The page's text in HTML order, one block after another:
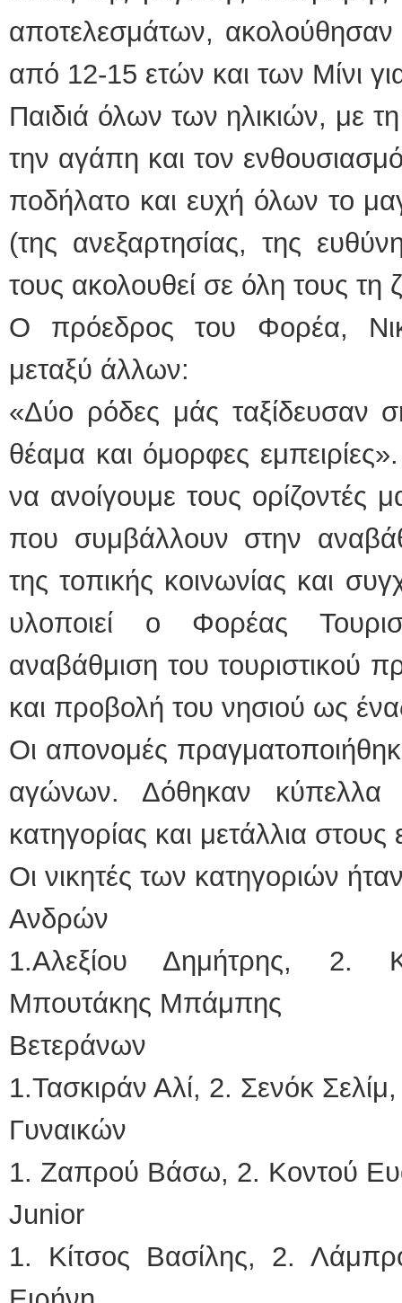
αποτελεσμάτων,
από 12-15 ετών και των Μίνι
Παιδιά όλων των ηλικιών, με
την αγάπη και τον
ποδήλατο και ευχή όλων το
(της ανεξαρτησίας, της
τους ακολουθεί σε όλη τους τη
Ο πρόεδρος του Φορέα,
μεταξύ άλλων:
«Δύο ρόδες μάς ταξίδευσαν
θέαμα και όμορφες
να ανοίγουμε τους ορίζοντές
που συμβάλλουν στην
της τοπικής κοινωνίας και
υλοποιεί ο Φορέας
αναβάθμιση του τουριστικού
και προβολή του νησιού ως
Οι απονομές
αγώνων. Δόθηκαν
κατηγορίας και μετάλλια
Οι νικητές των κατηγοριών
Ανδρών
1.Αλεξίου Δημήτρης, 2.
Μπουτάκης Μπάμπης
Βετεράνων
1.Τασκιράν Αλί, 2. Σενόκ
Γυναικών
1. Ζαπρού Βάσω, 2. Κοντού
Junior
1. Κίτσος Βασίλης, 2.